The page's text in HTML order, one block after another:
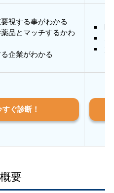
視する事がわかる
品とマッチするかわ
企業がわかる
質
すぐ診断！
要